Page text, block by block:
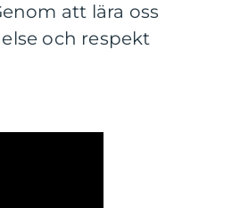
att lära oss
och respekt